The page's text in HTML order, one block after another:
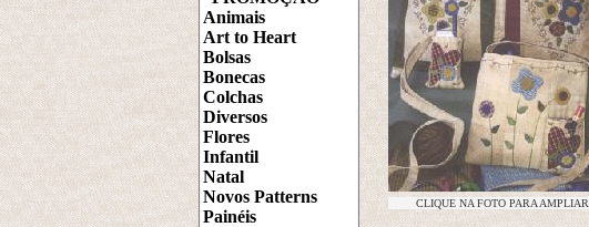
Animais
Art to Heart
Bolsas
Bonecas
Colchas
Diversos
Flores
Infantil
Natal
Novos Patterns
Painéis
CLIQUE NA FOTO PARA AMPLIAR